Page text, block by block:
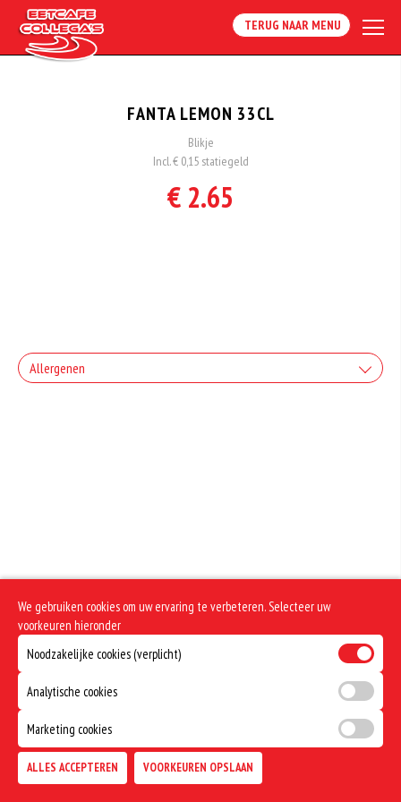
TERUG NAAR MENU
FANTA LEMON 33CL
Blikje
Incl. € 0,15 statiegeld
€ 2.65
Allergenen
We gebruiken cookies om uw ervaring te verbeteren. Selecteer uw
voorkeuren hieronder
Noodzakelijke cookies (verplicht)
Analytische cookies
Marketing cookies
ALLES ACCEPTEREN VOORKEUREN OPSLAAN